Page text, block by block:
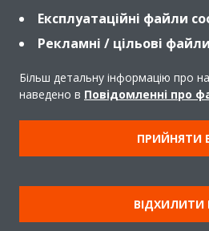
Контакти
Продукти
Copyright ©
Передбачене правом
Примітка про файли cookie
Корпоративна етика
Експлуатаційні файли
Рекламні / цільові
Більш детальну інформацію про
наведено в Повідомленні про
ПРИЙНЯТИ
ВІДХИЛИТИ